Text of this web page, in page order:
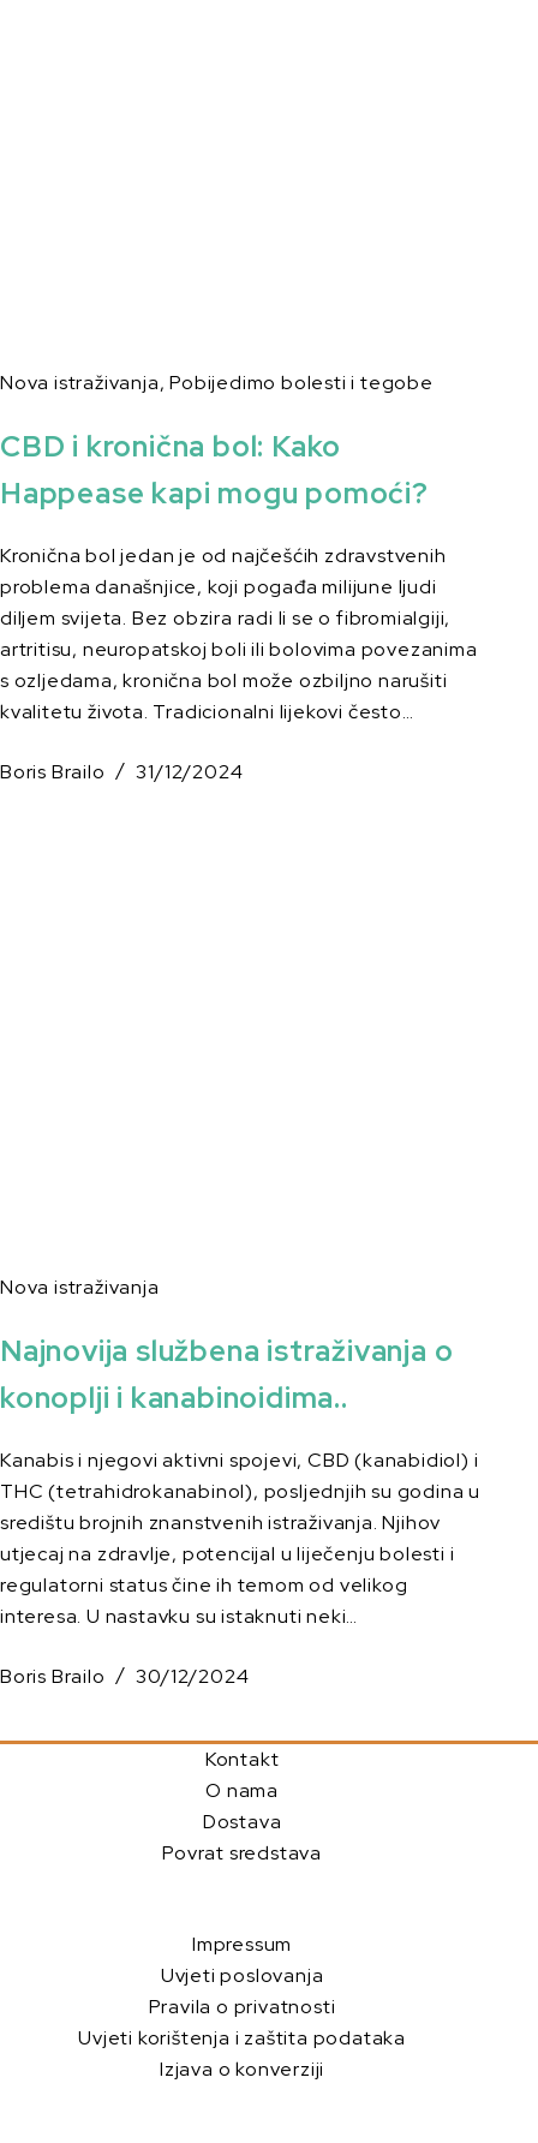
Nova istraživanja,Pobijedimo bolesti i tegobe
CBD i kronična bol: Kako
Happease kapi mogu pomoći?
Kronična bol jedan je od najčešćih zdravstvenih
problema današnjice, koji pogađa milijune ljudi
diljem svijeta. Bez obzira radi li se o fibromialgiji,
artritisu, neuropatskoj boli ili bolovima povezanima
s ozljedama, kronična bol može ozbiljno narušiti
kvalitetu života. Tradicionalni lijekovi često…
Boris Brailo 31/12/2024
Nova istraživanja
Najnovija službena istraživanja o
konoplji i kanabinoidima..
Kanabis i njegovi aktivni spojevi, CBD (kanabidiol) i
THC (tetrahidrokanabinol), posljednjih su godina u
središtu brojnih znanstvenih istraživanja. Njihov
utjecaj na zdravlje, potencijal u liječenju bolesti i
regulatorni status čine ih temom od velikog
interesa. U nastavku su istaknuti neki…
Boris Brailo 30/12/2024
Kontakt
O nama
Dostava
Povrat sredstava
Impressum
Uvjeti poslovanja
Pravila o privatnosti
Uvjeti korištenja i zaštita podataka
Izjava o konverziji